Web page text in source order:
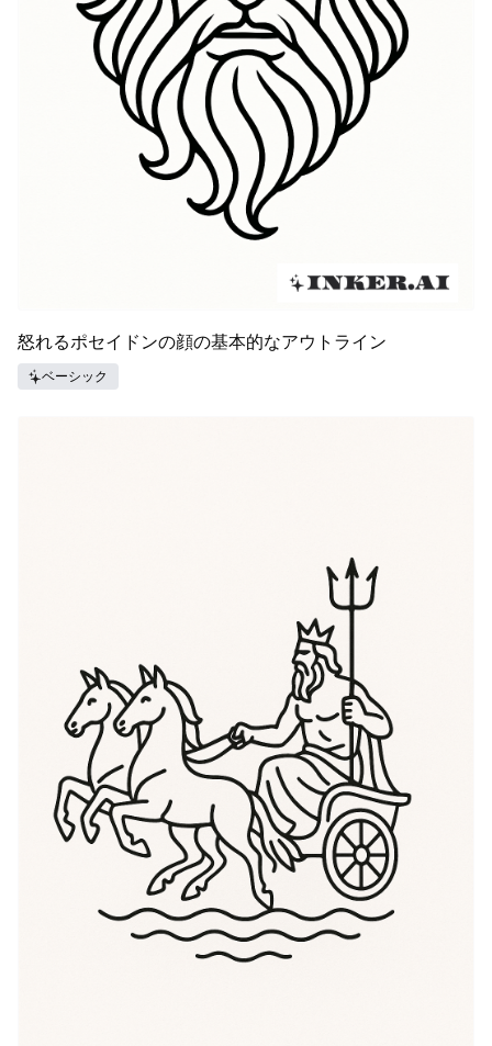
怒れるポセイドンの顔の基本的なアウトライン
ベーシック